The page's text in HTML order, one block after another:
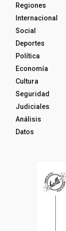
Regiones
Internacional
Social
Deportes
Política
Economía
Cultura
Seguridad
Judiciales
Análisis
Datos